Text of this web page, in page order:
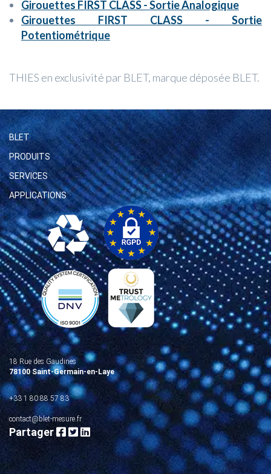
Girouettes FIRST CLASS - Sortie Analogique
Girouettes FIRST CLASS - Sortie
Potentiométrique
THIES en exclusivité par BLET, marque déposée BLET.
BLET
PRODUITS
SERVICES
APPLICATIONS
18 Rue des Gaudines
78100 Saint-Germain-en-Laye
+33 1 80 88 57 83
contact@blet-mesure.fr
Partager